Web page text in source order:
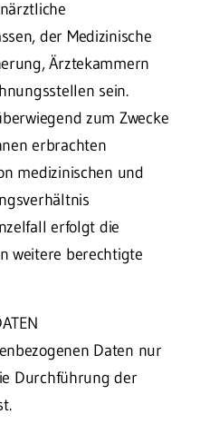
der Medizinische
Ärztekammern
sein.
zum Zwecke
erbrachten
medizinischen und
erfolgt die
weitere berechtigte
Daten nur
Durchführung der